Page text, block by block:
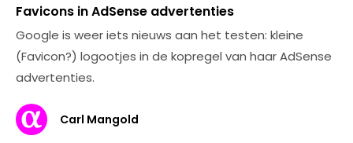
Favicons in AdSense advertenties
Google is weer iets nieuws aan het testen: kleine
(Favicon?) logootjes in de kopregel van haar AdSense
advertenties.
Carl Mangold